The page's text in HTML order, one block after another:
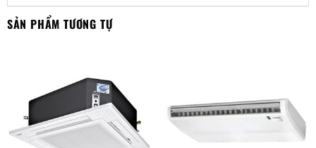
SẢN PHẨM TƯƠNG TỰ